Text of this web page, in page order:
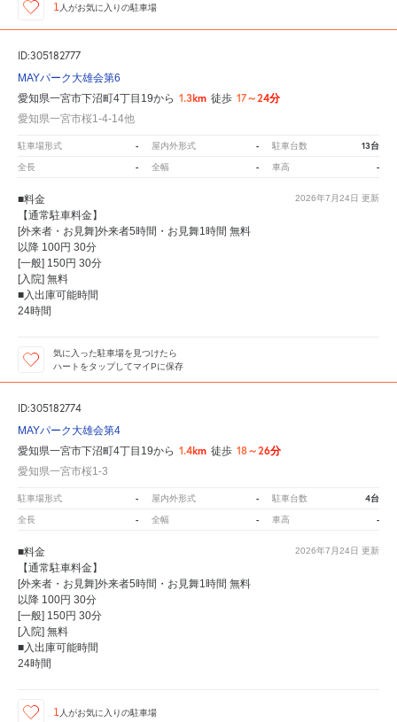
1 人がお気に入りの駐車場
ID:305182777
MAYパーク大雄会第6
愛知県一宮市下沼町4丁目19から 1.3km 徒歩 17～24分
愛知県一宮市桜1-4-14他
駐車場形式 - 屋内外形式 - 駐車台数 13台
全長 - 全幅 - 車高 -
2026年7月24日 更新
■料金
【通常駐車料金】
[外来者・お見舞]外来者5時間・お見舞1時間 無料
以降 100円 30分
[一般] 150円 30分
[入院] 無料
■入出庫可能時間
24時間
気に入った駐車場を見つけたら
ハートをタップしてマイPに保存
ID:305182774
MAYパーク大雄会第4
愛知県一宮市下沼町4丁目19から 1.4km 徒歩 18～26分
愛知県一宮市桜1-3
駐車場形式 - 屋内外形式 - 駐車台数 4台
全長 - 全幅 - 車高 -
2026年7月24日 更新
■料金
【通常駐車料金】
[外来者・お見舞]外来者5時間・お見舞1時間 無料
以降 100円 30分
[一般] 150円 30分
[入院] 無料
■入出庫可能時間
24時間
1 人がお気に入りの駐車場